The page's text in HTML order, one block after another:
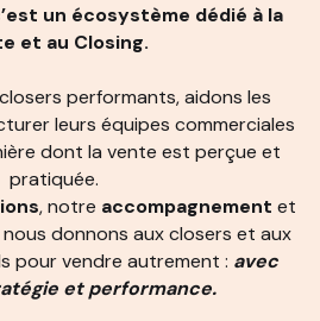
un écosystème dédié à la
et au Closing.
performants, aidons les
leurs équipes commerciales
dont la vente est perçue et
pratiquée.
, notre accompagnement et
nous donnons aux closers et aux
pour vendre autrement : avec
et performance.